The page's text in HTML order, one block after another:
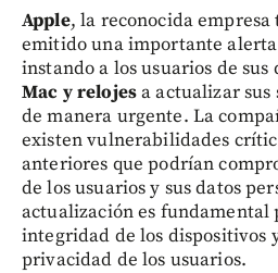
Apple, la reconocida empresa
emitido una importante
instando a los usuarios de sus
Mac y relojesa actualizar sus
de manera urgente. La
existen vulnerabilidades
anteriores que podrían
de los usuarios y sus datos
actualización es fundamental
integridad de los dispositivos
privacidad de los usuarios.